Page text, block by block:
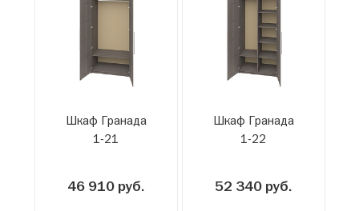
Шкаф Гранада
1-21
46 910 руб.
Шкаф Гранада
1-22
52 340 руб.